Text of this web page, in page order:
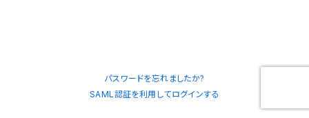
パスワードを忘れましたか?
SAML認証を利用してログインする